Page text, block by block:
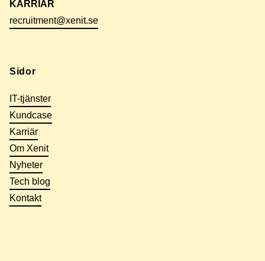
KARRIÄR
recruitment@xenit.se
Sidor
IT-tjänster
Kundcase
Karriär
Om Xenit
Nyheter
Tech blog
Kontakt